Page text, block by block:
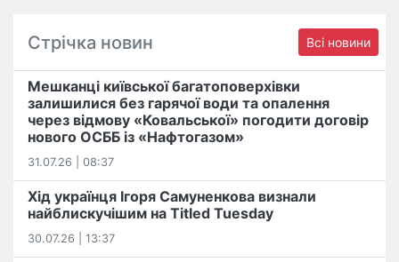
Стрічка новин Всі новини
Мешканці київської багатоповерхівки
залишилися без гарячої води та опалення
через відмову «Ковальської» погодити договір
нового ОСББ із «Нафтогазом»
31.07.26 | 08:37
Хід українця Ігоря Самуненкова визнали
найблискучішим на Titled Tuesday
30.07.26 | 13:37